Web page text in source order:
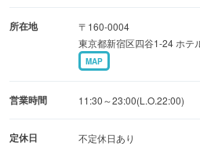
所在地
〒160-0004
東京都新宿区四谷1-24 ホテ
MAP
営業時間 11:30～23:00(L.O.22:00)
定休日 不定休日あり